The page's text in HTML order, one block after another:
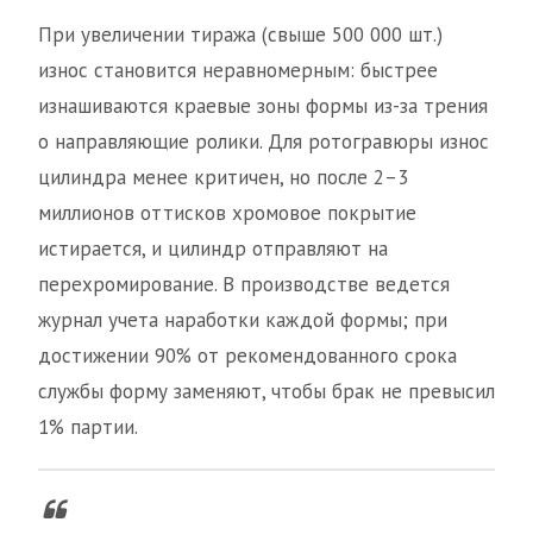
При увеличении тиража (свыше 500 000 шт.)
износ становится неравномерным: быстрее
изнашиваются краевые зоны формы из-за трения
о направляющие ролики. Для ротогравюры износ
цилиндра менее критичен, но после 2–3
миллионов оттисков хромовое покрытие
истирается, и цилиндр отправляют на
перехромирование. В производстве ведется
журнал учета наработки каждой формы; при
достижении 90% от рекомендованного срока
службы форму заменяют, чтобы брак не превысил
1% партии.